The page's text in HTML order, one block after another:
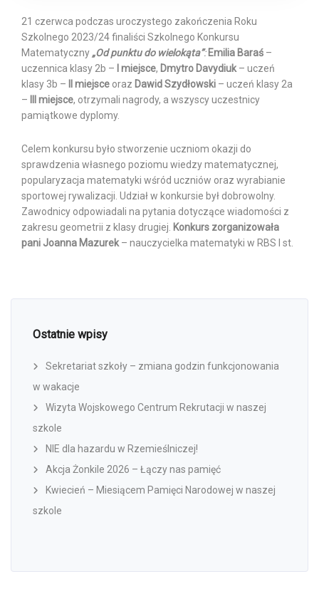
21 czerwca podczas uroczystego zakończenia Roku
Szkolnego 2023/24 finaliści Szkolnego Konkursu
Matematyczny „Od punktu do wielokąta”: Emilia Baraś –
uczennica klasy 2b –
I miejsce, Dmytro Davydiuk– uczeń
klasy 3b –
II miejsce oraz Dawid Szydłowski – uczeń klasy 2a
–
III miejsce, otrzymali nagrody, a wszyscy uczestnicy
pamiątkowe dyplomy.
Celem konkursu było stworzenie uczniom okazji do
sprawdzenia własnego poziomu wiedzy matematycznej,
popularyzacja matematyki wśród uczniów oraz wyrabianie
sportowej rywalizacji. Udział w konkursie był dobrowolny.
Zawodnicy odpowiadali na pytania dotyczące wiadomości z
zakresu geometrii z klasy drugiej. Konkurs zorganizowała
pani Joanna Mazurek– nauczycielka matematyki w RBS I st.
Ostatnie wpisy
Sekretariat szkoły – zmiana godzin funkcjonowania
w wakacje
Wizyta Wojskowego Centrum Rekrutacji w naszej
szkole
NIE dla hazardu w Rzemieślniczej!
Akcja Żonkile 2026 – Łączy nas pamięć
Kwiecień – Miesiącem Pamięci Narodowej w naszej
szkole